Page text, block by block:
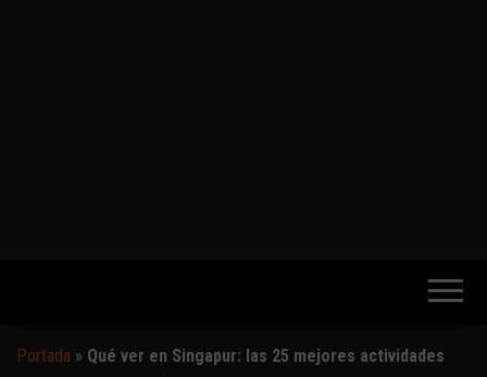
Portada » Qué ver en Singapur: las 25 mejores actividades